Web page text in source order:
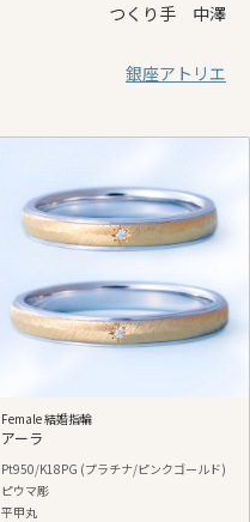
つくり手 中澤
銀座アトリエ
Female 結婚指輪
アーラ
Pt950/K18PG (プラチナ/ピンクゴールド)
ピウマ彫
平甲丸